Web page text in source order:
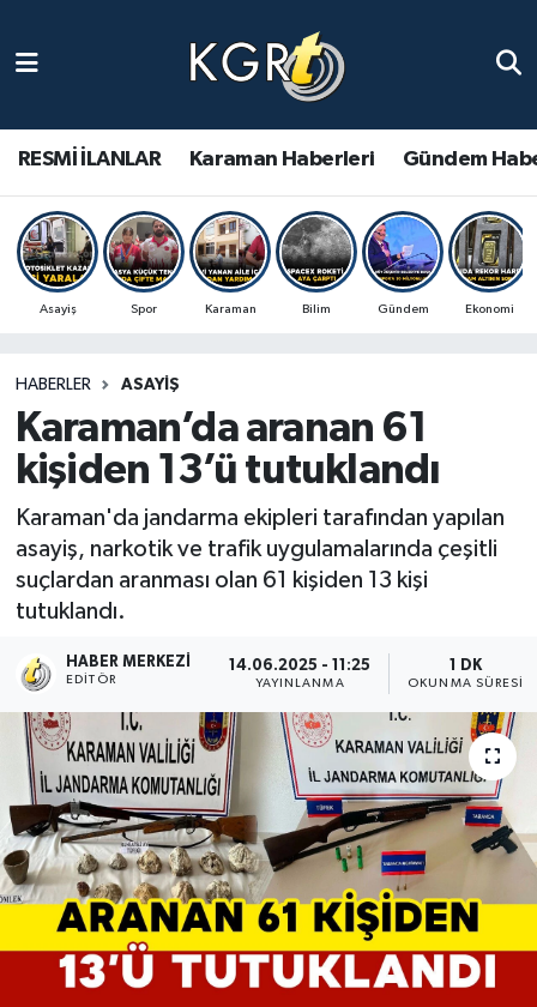
RESMİ İLANLAR Karaman Haberleri Gündem
Asayiş Spor Karaman Bilim Gündem Ekonomi
HABERLER ASAYIŞ
Karaman’da aranan 61
kişiden 13’ü tutuklandı
Karaman'da jandarma ekipleri tarafından yapılan
asayiş, narkotik ve trafik uygulamalarında çeşitli
suçlardan aranması olan 61 kişiden 13 kişi
tutuklandı.
HABER MERKEZI
EDITÖR
14.06.2025 - 11:25
YAYINLANMA
1 DK
OKUNMA SÜRESI
Gündem Haberleri
Güncel Haberler
Spor Haberleri
Ulusal Haberler
Vefat Edenler